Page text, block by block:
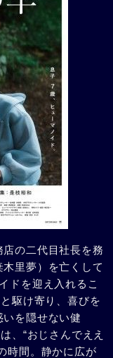
の二代目社長を務
里夢）を亡くして
ドを迎え入れるこ
駆け寄り、喜びを
を隠せない健
、“おじさんでええ
時間。静かに広が